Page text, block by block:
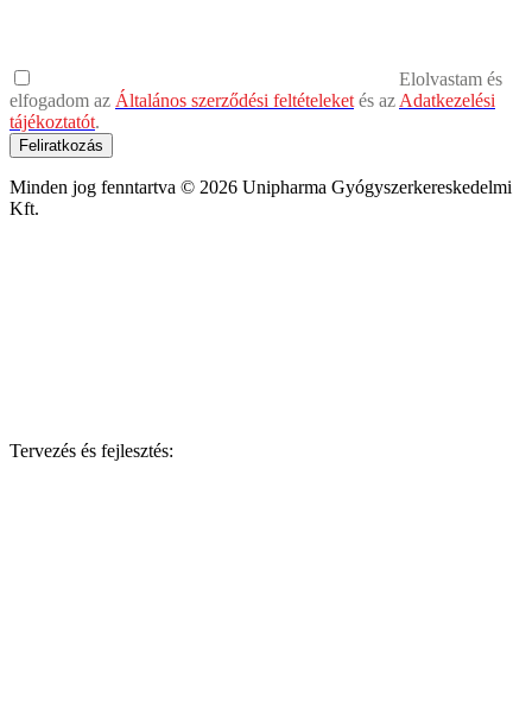
Elolvastam és
elfogadom az Általános szerződési feltételeket és az Adatkezelési
tájékoztatót.
Feliratkozás
Minden jog fenntartva © 2026 Unipharma Gyógyszerkereskedelmi
Kft.
Tervezés és fejlesztés: